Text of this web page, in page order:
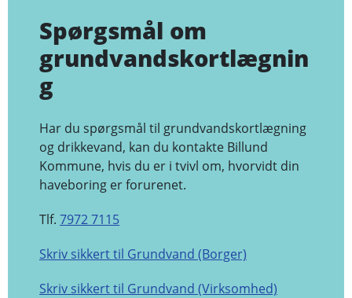
Spørgsmål om
grundvandskortlægnin
g
Har du spørgsmål til grundvandskortlægning
og drikkevand, kan du kontakte Billund
Kommune, hvis du er i tvivl om, hvorvidt din
haveboring er forurenet.
Tlf. 7972 7115
Skriv sikkert til Grundvand (Borger)
Skriv sikkert til Grundvand (Virksomhed)